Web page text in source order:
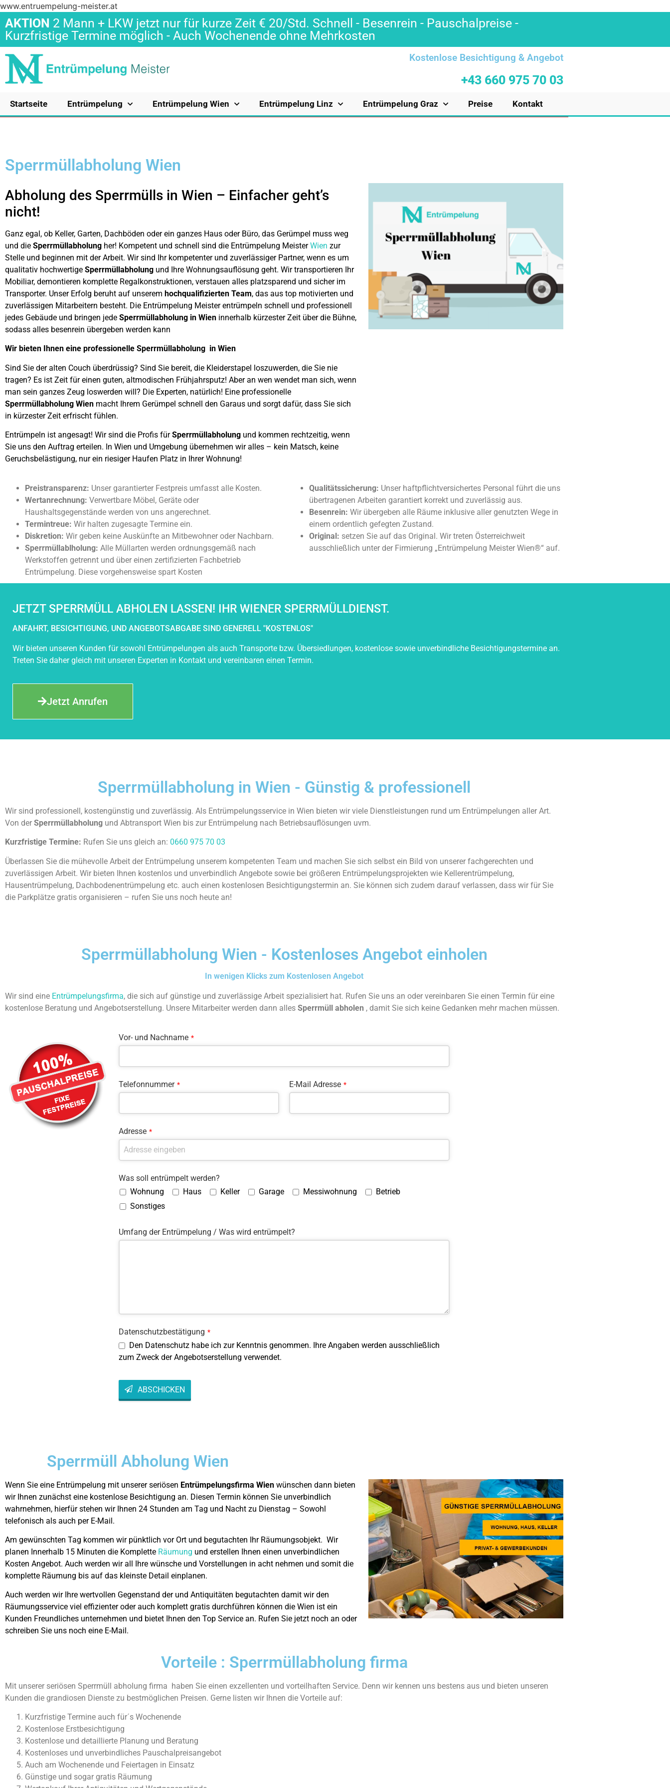
www.entruempelung-meister.at
AKTION 2 Mann + LKW jetzt nur für kurze Zeit € 20/Std. Schnell - Besenrein - Pauschalpreise -
Kurzfristige Termine möglich - Auch Wochenende ohne Mehrkosten
Kostenlose Besichtigung & Angebot
+43 660 975 70 03
Startseite Entrümpelung Entrümpelung Wien Entrümpelung Linz Entrümpelung Graz Preise Kontakt
Sperrmüllabholung Wien
Abholung des Sperrmülls in Wien – Einfacher geht’s
nicht!
Ganz egal, ob Keller, Garten, Dachböden oder ein ganzes Haus oder Büro, das Gerümpel muss weg
und die Sperrmüllabholung her! Kompetent und schnell sind die Entrümpelung MeisterWien zur
Stelle und beginnen mit der Arbeit. Wir sind Ihr kompetenter und zuverlässiger Partner, wenn es um
qualitativ hochwertige Sperrmüllabholung und Ihre Wohnungsauflösung geht. Wir transportieren Ihr
Mobiliar, demontieren komplette Regalkonstruktionen, verstauen alles platzsparend und sicher im
Transporter. Unser Erfolg beruht auf unserem hochqualifizierten Team, das aus top motivierten und
zuverlässigen Mitarbeitern besteht. Die Entrümpelung Meister entrümpeln schnell und professionell
jedes Gebäude und bringen jede Sperrmüllabholung in Wien innerhalb kürzester Zeit über die Bühne,
sodass alles besenrein übergeben werden kann
Wir bieten Ihnen eine professionelle Sperrmüllabholung in Wien
Sind Sie der alten Couch überdrüssig? Sind Sie bereit, die Kleiderstapel loszuwerden, die Sie nie
tragen? Es ist Zeit für einen guten, altmodischen Frühjahrsputz! Aber an wen wendet man sich, wenn
man sein ganzes Zeug loswerden will? Die Experten, natürlich! Eine professionelle
Sperrmüllabholung Wien macht Ihrem Gerümpel schnell den Garaus und sorgt dafür, dass Sie sich
in kürzester Zeit erfrischt fühlen.
Entrümpeln ist angesagt! Wir sind die Profis fürSperrmüllabholung und kommen rechtzeitig, wenn
Sie uns den Auftrag erteilen. In Wien und Umgebung übernehmen wir alles – kein Matsch, keine
Geruchsbelästigung, nur ein riesiger Haufen Platz in Ihrer Wohnung!
Preistransparenz: Unser garantierter Festpreis umfasst alle Kosten.
Wertanrechnung: Verwertbare Möbel, Geräte oder
Haushaltsgegenstände werden von uns angerechnet.
Termintreue: Wir halten zugesagte Termine ein.
Diskretion: Wir geben keine Auskünfte an Mitbewohner oder Nachbarn.
Sperrmüllablholung: Alle Müllarten werden ordnungsgemäß nach
Werkstoffen getrennt und über einen zertifizierten Fachbetrieb
Entrümpelung. Diese vorgehensweise spart Kosten
Qualitätssicherung: Unser haftpflichtversichertes Personal führt die uns
übertragenen Arbeiten garantiert korrekt und zuverlässig aus.
Besenrein: Wir übergeben alle Räume inklusive aller genutzten Wege in
einem ordentlich gefegten Zustand.
Original: setzen Sie auf das Original. Wir treten Österreichweit
ausschließlich unter der Firmierung „Entrümpelung Meister Wien®“ auf.
JETZT SPERRMÜLL ABHOLEN LASSEN! IHR WIENER SPERRMÜLLDIENST.
ANFAHRT, BESICHTIGUNG, UND ANGEBOTSABGABE SIND GENERELL "KOSTENLOS"
Wir bieten unseren Kunden für sowohl Entrümpelungen als auch Transporte bzw. Übersiedlungen, kostenlose sowie unverbindliche Besichtigungstermine an.
Treten Sie daher gleich mit unseren Experten in Kontakt und vereinbaren einen Termin.
Jetzt Anrufen
Sperrmüllabholung in Wien - Günstig & professionell
Wir sind professionell, kostengünstig und zuverlässig. Als Entrümpelungsservice in Wien bieten wir viele Dienstleistungen rund um Entrümpelungen aller Art.
Von der Sperrmüllabholung und Abtransport Wien bis zur Entrümpelung nach Betriebsauflösungen uvm.
Kurzfristige Termine: Rufen Sie uns gleich an: 0660 975 70 03
Überlassen Sie die mühevolle Arbeit der Entrümpelung unserem kompetenten Team und machen Sie sich selbst ein Bild von unserer fachgerechten und
zuverlässigen Arbeit. Wir bieten Ihnen kostenlos und unverbindlich Angebote sowie bei größeren Entrümpelungsprojekten wie Kellerentrümpelung,
Hausentrümpelung, Dachbodenentrümpelung etc. auch einen kostenlosen Besichtigungstermin an. Sie können sich zudem darauf verlassen, dass wir für Sie
die Parkplätze gratis organisieren – rufen Sie uns noch heute an!
Sperrmüllabholung Wien - Kostenloses Angebot einholen
In wenigen Klicks zum Kostenlosen Angebot
Wir sind eine Entrümpelungsfirma, die sich auf günstige und zuverlässige Arbeit spezialisiert hat. Rufen Sie uns an oder vereinbaren Sie einen Termin für eine
kostenlose Beratung und Angebotserstellung. Unsere Mitarbeiter werden dann alles Sperrmüll abholen , damit Sie sich keine Gedanken mehr machen müssen.
Vor- und Nachname *
Telefonnummer * E-Mail Adresse *
Adresse *
Was soll entrümpelt werden?
Wohnung
Haus Keller Garage Messiwohnung
Betrieb
Sonstiges
Umfang der Entrümpelung / Was wird entrümpelt?
Datenschutzbestätigung *
Den Datenschutz habe ich zur Kenntnis genommen. Ihre Angaben werden ausschließlich
zum Zweck der Angebotserstellung verwendet.
ABSCHICKEN
Sperrmüll Abholung Wien
Wenn Sie eine Entrümpelung mit unserer seriösen Entrümpelungsfirma Wien wünschen dann bieten
wir Ihnen zunächst eine kostenlose Besichtigung an. Diesen Termin können Sie unverbindlich
wahrnehmen, hierfür stehen wir Ihnen 24 Stunden am Tag und Nacht zu Dienstag – Sowohl
telefonisch als auch per E-Mail.
Am gewünschten Tag kommen wir pünktlich vor Ort und begutachten Ihr Räumungsobjekt. Wir
planen Innerhalb 15 Minuten die Komplette Räumung und erstellen Ihnen einen unverbindlichen
Kosten Angebot. Auch werden wir all Ihre wünsche und Vorstellungen in acht nehmen und somit die
komplette Räumung bis auf das kleinste Detail einplanen.
Auch werden wir Ihre wertvollen Gegenstand der und Antiquitäten begutachten damit wir den
Räumungsservice viel effizienter oder auch komplett gratis durchführen können die Wien ist ein
Kunden Freundliches unternehmen und bietet Ihnen den Top Service an. Rufen Sie jetzt noch an oder
schreiben Sie uns noch eine E-Mail.
Vorteile : Sperrmüllabholung firma
Mit unserer seriösen Sperrmüll abholung firma haben Sie einen exzellenten und vorteilhaften Service. Denn wir kennen uns bestens aus und bieten unseren
Kunden die grandiosen Dienste zu bestmöglichen Preisen. Gerne listen wir Ihnen die Vorteile auf:
Kurzfristige Termine auch für´s Wochenende
Kostenlose Erstbesichtigung
Kostenlose und detaillierte Planung und Beratung
Kostenloses und unverbindliches Pauschalpreisangebot
Auch am Wochenende und Feiertagen in Einsatz
Günstige und sogar gratis Räumung